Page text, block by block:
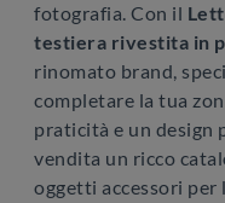
fotografia. Con il
testiera rivestita in
rinomato brand,
completare la tua
praticità e un design
vendita un ricco
oggetti accessori per